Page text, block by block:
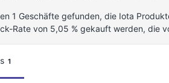
1 Geschäfte gefunden, die Iota
Rate von 5,05 % gekauft werden, die
1